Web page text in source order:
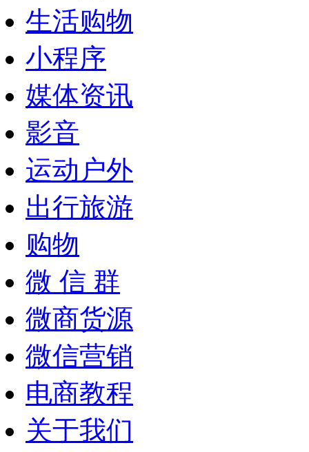
生活购物
小程序
媒体资讯
影音
运动户外
出行旅游
购物
微 信 群
微商货源
微信营销
电商教程
关于我们